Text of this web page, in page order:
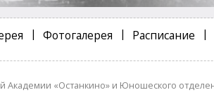
Фотогалерея Расписание
Академии «Останкино» и Юношеского